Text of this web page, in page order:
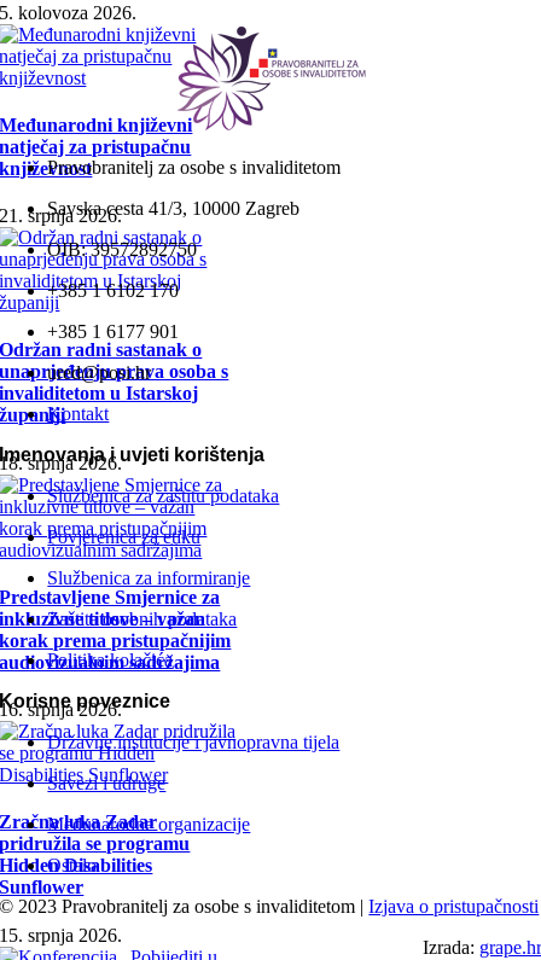
5. kolovoza 2026.
Međunarodni književni
natječaj za pristupačnu
književnost
21. srpnja 2026.
Održan radni sastanak o
unaprjeđenju prava osoba s
invaliditetom u Istarskoj
županiji
18. srpnja 2026.
Predstavljene Smjernice za
inkluzivne titlove – važan
korak prema pristupačnijim
audiovizualnim sadržajima
16. srpnja 2026.
Zračna luka Zadar
pridružila se programu
Hidden Disabilities
Sunflower
15. srpnja 2026.
Pravobranitelj za osobe s invaliditetom
Savska cesta 41/3, 10000 Zagreb
OIB: 39572892750
+385 1 6102 170
+385 1 6177 901
ured@posi.hr
Kontakt
Imenovanja i uvjeti korištenja
Službenica za zaštitu podataka
Povjerenica za etiku
Službenica za informiranje
Zaštita osobnih podataka
Politika kolačića
Korisne poveznice
Državne institucije i javnopravna tijela
Savezi i udruge
Međunarodne organizacije
Ostalo
© 2023 Pravobranitelj za osobe s invaliditetom |Izjava o pristupačnosti
Izrada: grape.hr